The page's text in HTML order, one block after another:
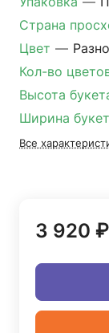
Страна
Цвет —
Кол-во
Высота
Ширина
Все
3 920 ₽